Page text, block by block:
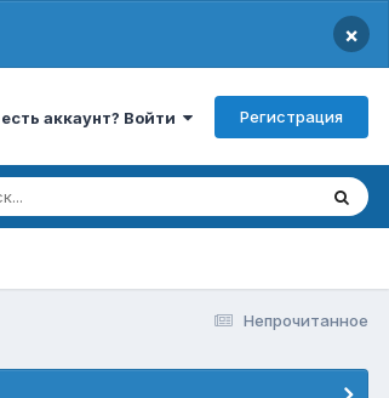
×
аккаунт? Войти Регистрация
Непрочитанное